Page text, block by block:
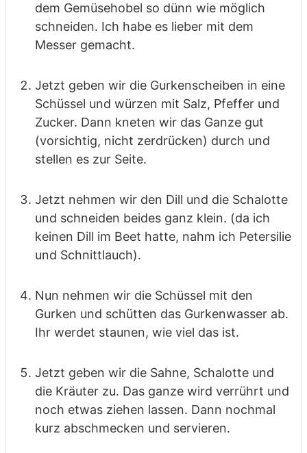
dem Gemüsehobel so dünn wie möglich
schneiden. Ich habe es lieber mit dem
Messer gemacht.
Jetzt geben wir die Gurkenscheiben in eine
Schüssel und würzen mit Salz, Pfeffer und
Zucker. Dann kneten wir das Ganze gut
(vorsichtig, nicht zerdrücken) durch und
stellen es zur Seite.
Jetzt nehmen wir den Dill und die Schalotte
und schneiden beides ganz klein. (da ich
keinen Dill im Beet hatte, nahm ich Petersilie
und Schnittlauch).
Nun nehmen wir die Schüssel mit den
Gurken und schütten das Gurkenwasser ab.
Ihr werdet staunen, wie viel das ist.
Jetzt geben wir die Sahne, Schalotte und
die Kräuter zu. Das ganze wird verrührt und
noch etwas ziehen lassen. Dann nochmal
kurz abschmecken und servieren.